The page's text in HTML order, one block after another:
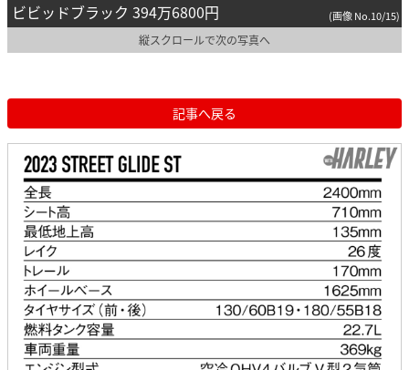
ビビッドブラック 394万6800円 (画像 No.10/15)
縦スクロールで次の写真へ
記事へ戻る